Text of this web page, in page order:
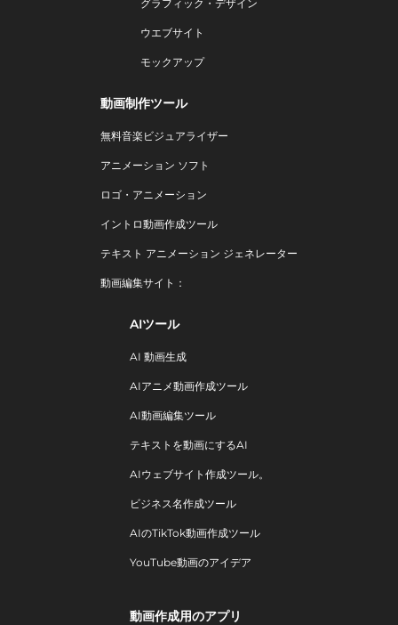
グラフィック・デザイン
ウエブサイト
モックアップ
動画制作ツール
無料音楽ビジュアライザー
アニメーション ソフト
ロゴ・アニメーション
イントロ動画作成ツール
テキスト アニメーション ジェネレーター
動画編集サイト：
AIツール
AI 動画生成
AIアニメ動画作成ツール
AI動画編集ツール
テキストを動画にするAI
AIウェブサイト作成ツール。
ビジネス名作成ツール
AIのTikTok動画作成ツール
YouTube動画のアイデア
動画作成用のアプリ